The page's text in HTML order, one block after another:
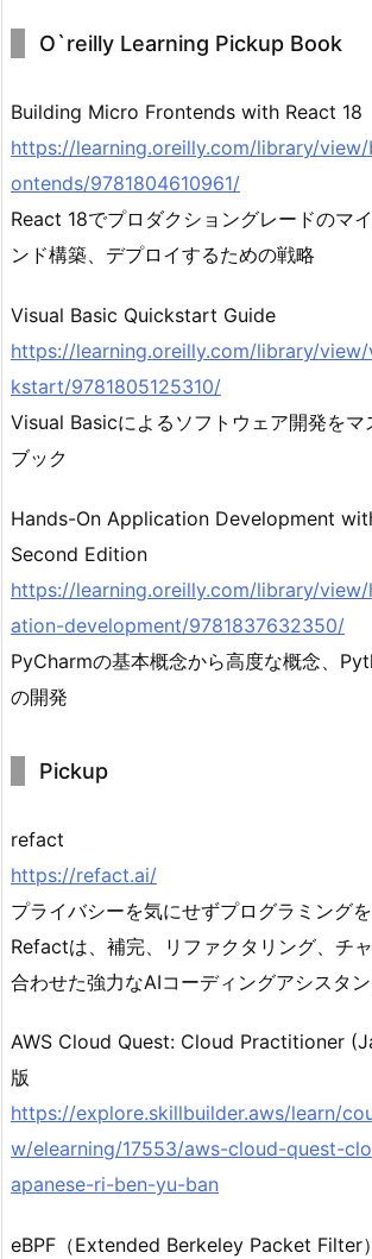
O`reilly Learning Pickup Book
Building Micro Frontends with React 18
https://learning.oreilly.com/library/
ontends/9781804610961/
React 18でプロダクショングレードのマ
ンド構築、デプロイするための戦略
Visual Basic Quickstart Guide
https://learning.oreilly.com/library/
kstart/9781805125310/
Visual Basicによるソフトウェア開発をマ
ブック
Hands-On Application Development
Second Edition
https://learning.oreilly.com/library/
ation-development/9781837632350/
PyCharmの基本概念から高度な概念、
の開発
Pickup
refact
https://refact.ai/
プライバシーを気にせずプログラミング
Refactは、補完、リファクタリング、チ
合わせた強力なAIコーディングアシスタン
AWS Cloud Quest: Cloud Practitioner
版
https://explore.skillbuilder.aws/learn/
w/elearning/17553/aws-cloud-quest-
apanese-ri-ben-yu-ban
eBPF（Extended Berkeley Packet Filter）